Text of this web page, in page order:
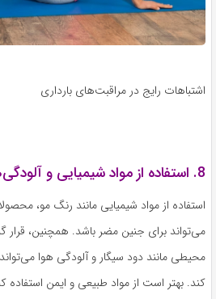
اشتباهات رایج در مراقبت‌های بارداری
8. استفاده از مواد شیمیایی و آلودگی‌ها
استفاده از مواد شیمیایی مانند رنگ مو،
می‌تواند برای جنین مضر باشد. همچنین،
محیطی مانند دود سیگار و آلودگی هوا
کند. بهتر است از مواد طبیعی و ایمن استفاده